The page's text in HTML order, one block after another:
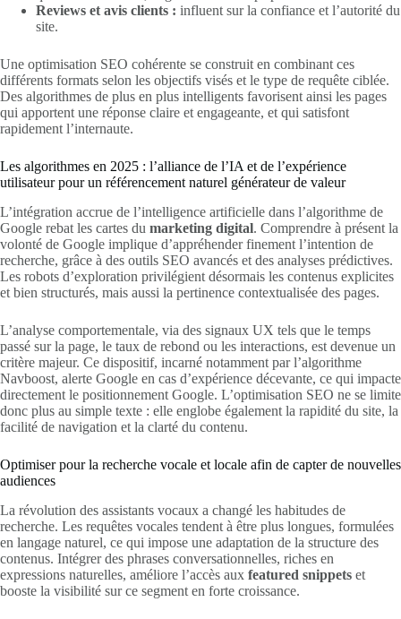
Reviews et avis clients : influent sur la confiance et l’autorité du
site.
Une optimisation SEO cohérente se construit en combinant ces
différents formats selon les objectifs visés et le type de requête ciblée.
Des algorithmes de plus en plus intelligents favorisent ainsi les pages
qui apportent une réponse claire et engageante, et qui satisfont
rapidement l’internaute.
Les algorithmes en 2025 : l’alliance de l’IA et de l’expérience
utilisateur pour un référencement naturel générateur de valeur
L’intégration accrue de l’intelligence artificielle dans l’algorithme de
Google rebat les cartes du marketing digital. Comprendre à présent la
volonté de Google implique d’appréhender finement l’intention de
recherche, grâce à des outils SEO avancés et des analyses prédictives.
Les robots d’exploration privilégient désormais les contenus explicites
et bien structurés, mais aussi la pertinence contextualisée des pages.
L’analyse comportementale, via des signaux UX tels que le temps
passé sur la page, le taux de rebond ou les interactions, est devenue un
critère majeur. Ce dispositif, incarné notamment par l’algorithme
Navboost, alerte Google en cas d’expérience décevante, ce qui impacte
directement le positionnement Google. L’optimisation SEO ne se limite
donc plus au simple texte : elle englobe également la rapidité du site, la
facilité de navigation et la clarté du contenu.
Optimiser pour la recherche vocale et locale afin de capter de nouvelles
audiences
La révolution des assistants vocaux a changé les habitudes de
recherche. Les requêtes vocales tendent à être plus longues, formulées
en langage naturel, ce qui impose une adaptation de la structure des
contenus. Intégrer des phrases conversationnelles, riches en
expressions naturelles, améliore l’accès aux featured snippets et
booste la visibilité sur ce segment en forte croissance.